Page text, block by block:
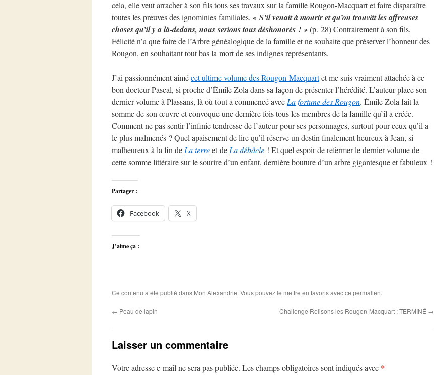
cela, elle veut arracher à son fils tous ses travaux sur la famille Rougon-Macquart et faire disparaître
toutes les preuves des ignominies familiales. « S’il venait à mourir et qu’on trouvât les affreuses
choses qu’il y a là-dedans, nous serions tous déshonorés ! »(p. 28) Contrairement à son fils,
Félicité n’a que faire de l’Arbre généalogique de la famille et ne souhaite que préserver l’honneur des
Rougon, en souhaitant tout bas la mort de ses indignes représentants.
J’ai passionnément aimécet ultime volume des Rougon-Macquartet me suis vraiment attachée à ce
bon docteur Pascal, si proche d’Émile Zola dans sa façon de présenter l’hérédité. L’auteur place son
dernier volume à Plassans, là où tout a commencé avec La fortune des Rougon. Émile Zola fait la
somme de son œuvre et convoque une dernière fois tous les membres de la famille qu’il a créée.
Comment ne pas sentir l’infinie tendresse de l’auteur pour ses personnages, surtout pour ceux qu’il a
le plus malmenés ? Quel apaisement de lire qu’il réserve un destin finalement heureux à Jean, si
malheureux à la fin de La terreet de La débâcle ! Et quel espoir de refermer le dernier volume de
cette somme littéraire sur le sourire d’un enfant, dernière bouture d’un arbre gigantesque et fabuleux !
Partager :
Facebook X
J’aime ça :
Ce contenu a été publié dans Mon Alexandrie. Vous pouvez le mettre en favoris avecce permalien.
← Peau de lapin Challenge Relisons les Rougon-Macquart : TERMINÉ →
Laisser un commentaire
Votre adresse e-mail ne sera pas publiée. Les champs obligatoires sont indiqués avec *